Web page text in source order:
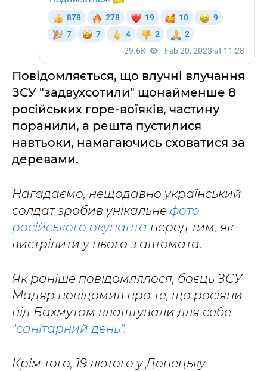
Повідомляється, що влучні влучання
ЗСУ "задвухсотили" щонайменше 8
російських горе-воїяків, частину
поранили, а решта пустилися
навтьоки, намагаючись сховатися за
деревами.
Нагадаємо, нещодавно український
солдат зробив унікальне фото
російського окупанта перед тим, як
вистрілити у нього з автомата.
Як раніше повідомлялося, боєць ЗСУ
Мадяр повідомив про те, що росіяни
під Бахмутом влаштували для себе
"санітарний день".
Крім того, 19 лютого у Донецьку